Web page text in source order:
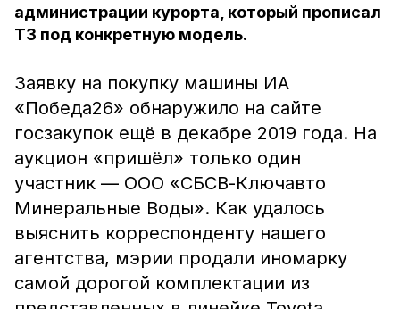
администрации курорта, который прописал
ТЗ под конкретную модель.
Заявку на покупку машины ИА
«Победа26» обнаружило на сайте
госзакупок ещё в декабре 2019 года. На
аукцион «пришёл» только один
участник — ООО «СБСВ-Ключавто
Минеральные Воды». Как удалось
выяснить корреспонденту нашего
агентства, мэрии продали иномарку
самой дорогой комплектации из